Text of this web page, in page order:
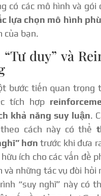
có các mô hình và
lựa chọn mô hình
của bạn.
duy” và
bước tiến quan trọng
tích hợp
khả năng suy luận.
cách này có thể
hơn trước khi đưa
ích cho các vấn đề
và những tác vụ đòi hỏi
“suy nghĩ” này có